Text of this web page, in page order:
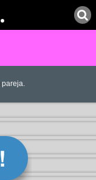
pareja.